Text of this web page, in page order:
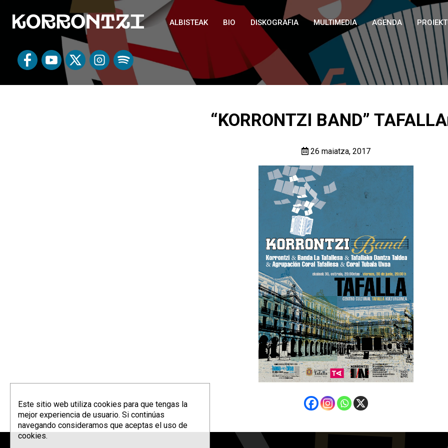
ALBISTEAK BIO DISKOGRAFIA MULTIMEDIA AGENDA
“KORRONTZI BAND”
26 maiatza, 2017
Este sitio web utiliza cookies para que tengas la
mejor experiencia de usuario. Si continúas
navegando consideramos que aceptas el uso de
cookies.